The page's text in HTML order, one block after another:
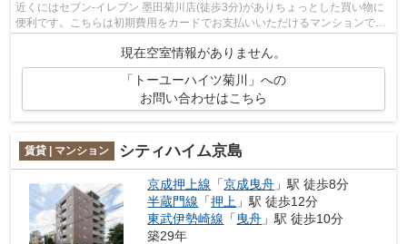
近くにはセブン‐イレブン 墨田菊川店(徒歩3分)がありちょっとした買い物に
便利です。こちらは初期費用をカードでお支払いいただけるマンションで
現在空室情報がありません。
「トーユーハイツ菊川」への
お問い合わせはこちら
賃貸 | マンション シティハイム京島
京成押上線 「京成曳舟 」駅 徒歩8分
半蔵門線 「押上 」駅 徒歩12分
東武伊勢崎線 「曳舟 」駅 徒歩10分
築29年